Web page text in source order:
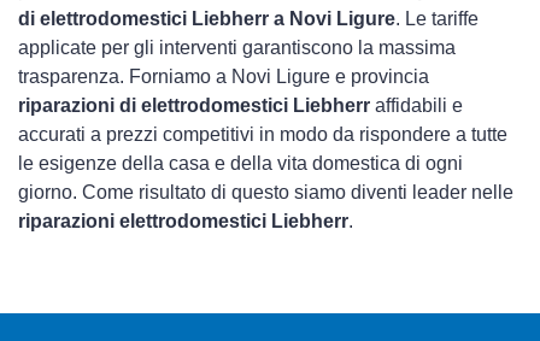
di elettrodomestici Liebherr a Novi Ligure. Le tariffe
applicate per gli interventi garantiscono la massima
trasparenza. Forniamo a Novi Ligure e provincia
riparazioni di elettrodomestici Liebherr affidabili e
accurati a prezzi competitivi in modo da rispondere a tutte
le esigenze della casa e della vita domestica di ogni
giorno. Come risultato di questo siamo diventi leader nelle
riparazioni elettrodomestici Liebherr.